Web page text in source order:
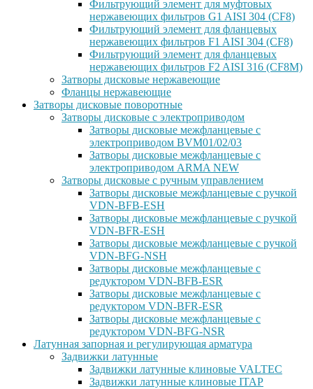
Фильтрующий элемент для муфтовых
нержавеющих фильтров G1 AISI 304 (CF8)
Фильтрующий элемент для фланцевых
нержавеющих фильтров F1 AISI 304 (CF8)
Фильтрующий элемент для фланцевых
нержавеющих фильтров F2 AISI 316 (CF8M)
Затворы дисковые нержавеющие
Фланцы нержавеющие
Затворы дисковые поворотные
Затворы дисковые с электроприводом
Затворы дисковые межфланцевые с
электроприводом BVM01/02/03
Затворы дисковые межфланцевые с
электроприводом ARMA NEW
Затворы дисковые с ручным управлением
Затворы дисковые межфланцевые с ручкой
VDN-BFB-ESH
Затворы дисковые межфланцевые с ручкой
VDN-BFR-ESH
Затворы дисковые межфланцевые с ручкой
VDN-BFG-NSH
Затворы дисковые межфланцевые с
редуктором VDN-BFB-ESR
Затворы дисковые межфланцевые с
редуктором VDN-BFR-ESR
Затворы дисковые межфланцевые с
редуктором VDN-BFG-NSR
Латунная запорная и регулирующая арматура
Задвижки латунные
Задвижки латунные клиновые VALTEC
Задвижки латунные клиновые ITAP